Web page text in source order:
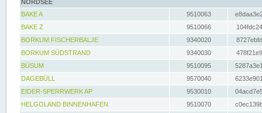
NORDSEE
BAKE A
9510063
BAKE Z
9510066
BORKUM FISCHERBALJE
9340020
BORKUM SÜDSTRAND
9340030
BÜSUM
9510095
DAGEBÜLL
9570040
EIDER-SPERRWERK AP
9530010
HELGOLAND BINNENHAFEN
9510070